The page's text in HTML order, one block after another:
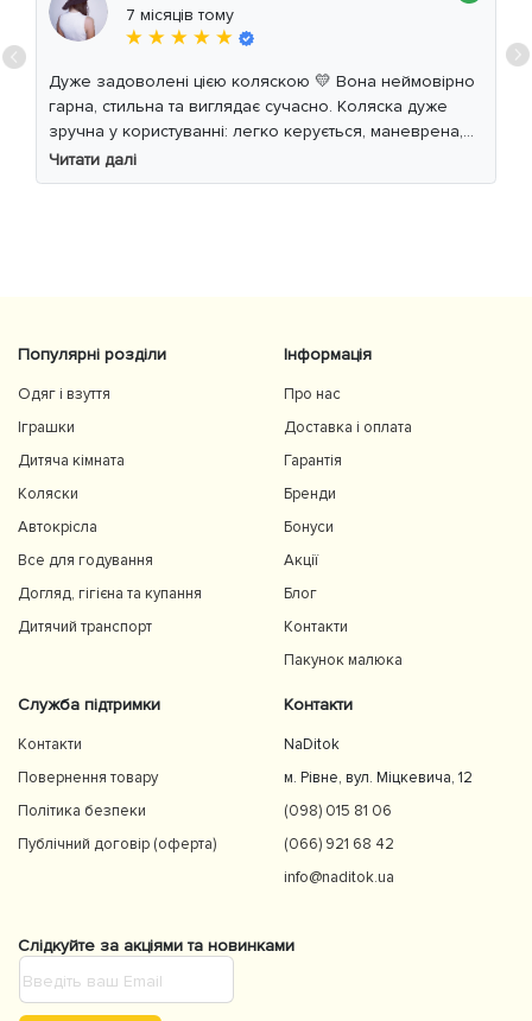
7 місяців тому
★ ★ ★ ★ ★
Дуже задоволені цією коляскою 💛 Вона неймовірно
гарна, стильна та виглядає сучасно. Коляска дуже
зручна у користуванні: легко керується, маневрена,
м’який хід навіть по нерівній дорозі. Дитині
комфортно, просторе сидіння та великий капюшон
Читати далі
Популярні розділи
Одяг і взуття
Іграшки
Дитяча кімната
Коляски
Автокрісла
Все для годування
Догляд, гігієна та купання
Дитячий транспорт
Інформація
Про нас
Доставка і оплата
Гарантія
Бренди
Бонуси
Акції
Блог
Контакти
Пакунок малюка
Служба підтримки
Контакти
Повернення товару
Політика безпеки
Публічний договір (оферта)
Контакти
NaDitok
м. Рівне, вул. Міцкевича, 12
(098) 015 81 06
(066) 921 68 42
info@naditok.ua
Слідкуйте за акціями та новинками